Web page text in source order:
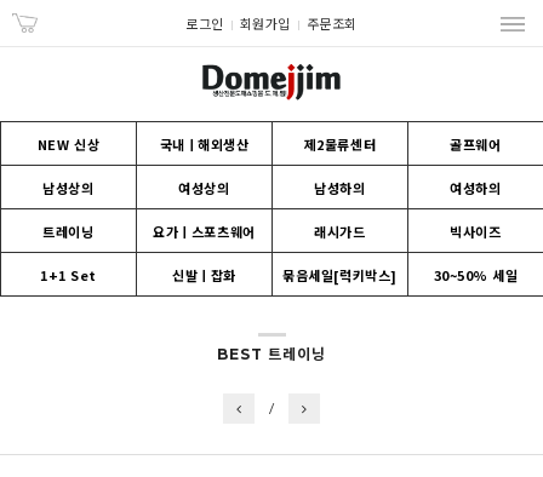
로그인 회원가입 주문조회
NEW 신상 국내ㅣ해외생산 제2물류센터 골프웨어
남성상의 여성상의 남성하의 여성하의
트레이닝 요가ㅣ스포츠웨어 래시가드 빅사이즈
1+1 Set 신발ㅣ잡화 묶음세일[럭키박스] 30~50% 세일
BEST 트레이닝
/